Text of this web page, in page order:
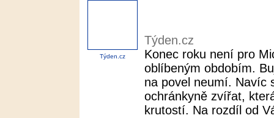
Týden.cz
Týden.cz
Konec roku není pro
oblíbeným obdobím.
na povel neumí. Navíc
ochránkyně zvířat,
krutostí. Na rozdíl od